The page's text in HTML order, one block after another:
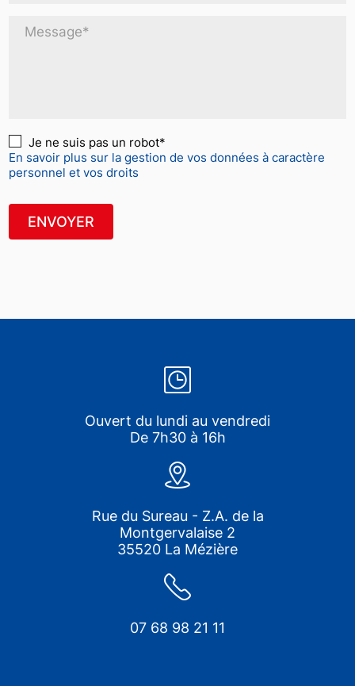
Message*
Je ne suis pas un robot*
En savoir plus sur la gestion de vos données à caractère
personnel et vos droits
ENVOYER
Ouvert du lundi au vendredi
De 7h30 à 16h
Rue du Sureau - Z.A. de la
Montgervalaise 2
35520 La Mézière
07 68 98 21 11